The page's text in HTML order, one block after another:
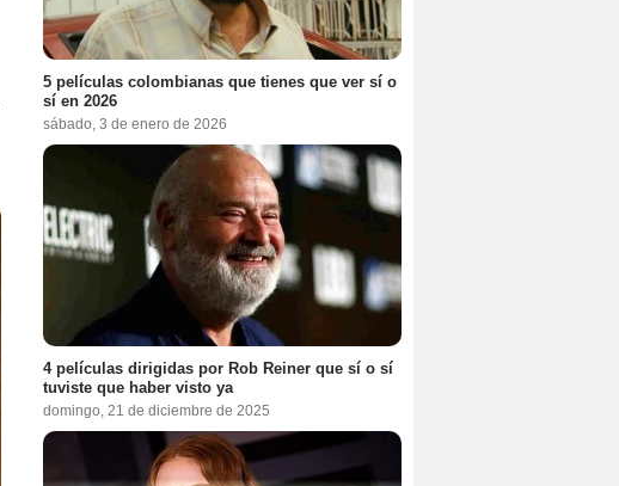
5 películas colombianas que tienes que ver sí o
sí en 2026
sábado, 3 de enero de 2026
4 películas dirigidas por Rob Reiner que sí o sí
tuviste que haber visto ya
domingo, 21 de diciembre de 2025